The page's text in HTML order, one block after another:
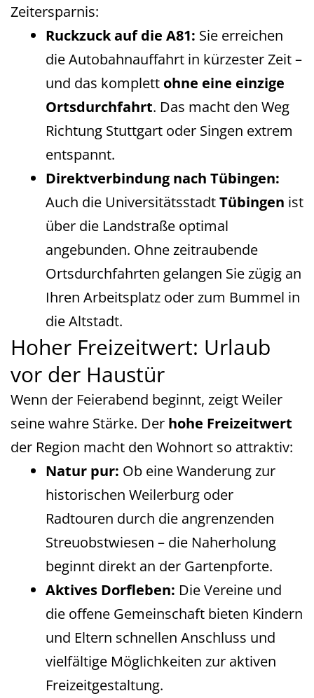
Zeitersparnis:
Ruckzuck auf die A81: Sie erreichen
die Autobahnauffahrt in kürzester Zeit –
und das komplett ohne eine einzige
Ortsdurchfahrt. Das macht den Weg
Richtung Stuttgart oder Singen extrem
entspannt.
Direktverbindung nach Tübingen:
Auch die UniversitätsstadtTübingen ist
über die Landstraße optimal
angebunden. Ohne zeitraubende
Ortsdurchfahrten gelangen Sie zügig an
Ihren Arbeitsplatz oder zum Bummel in
die Altstadt.
Hoher Freizeitwert: Urlaub
vor der Haustür
Wenn der Feierabend beginnt, zeigt Weiler
seine wahre Stärke. Der hohe Freizeitwert
der Region macht den Wohnort so attraktiv:
Natur pur: Ob eine Wanderung zur
historischen Weilerburg oder
Radtouren durch die angrenzenden
Streuobstwiesen – die Naherholung
beginnt direkt an der Gartenpforte.
Aktives Dorfleben: Die Vereine und
die offene Gemeinschaft bieten Kindern
und Eltern schnellen Anschluss und
vielfältige Möglichkeiten zur aktiven
Freizeitgestaltung.